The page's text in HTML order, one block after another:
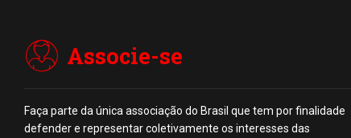
Associe-se
Faça parte da única associação do Brasil que tem por finalidade
defender e representar coletivamente os interesses das